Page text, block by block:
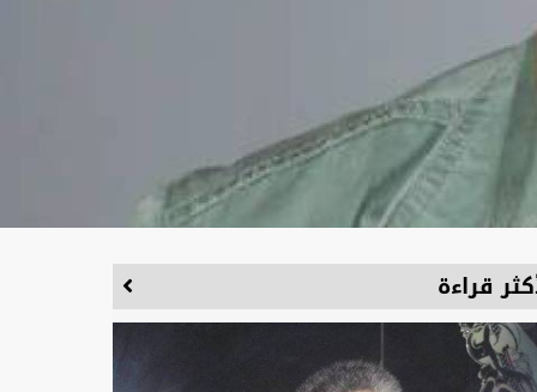
قراءة